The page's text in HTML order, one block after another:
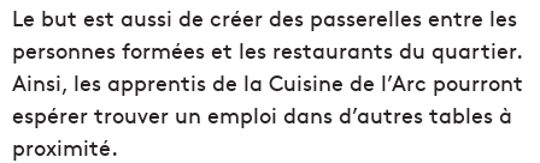
Le but est aussi de créer des passerelles entre les
personnes formées et les restaurants du quartier.
Ainsi, les apprentis de la Cuisine de l’Arc pourront
espérer trouver un emploi dans d’autres tables à
proximité.